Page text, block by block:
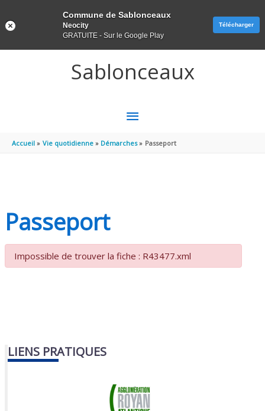
Sablonceaux
MENU
PRINCIPAL
Accueil Vie quotidienne Démarches Passeport
Passeport
Impossible de trouver la fiche : R43477.xml
LIENS PRATIQUES
Commune de Sablonceaux
Neocity
GRATUITE - Sur le Google Play
Télécharger